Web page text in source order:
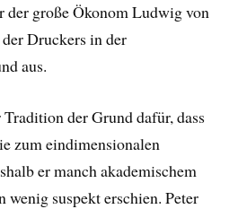
der große Ökonom Ludwig von
Druckers in der
aus.
der Grund dafür, dass
zum eindimensionalen
er manch akademischem
wenig suspekt erschien. Peter